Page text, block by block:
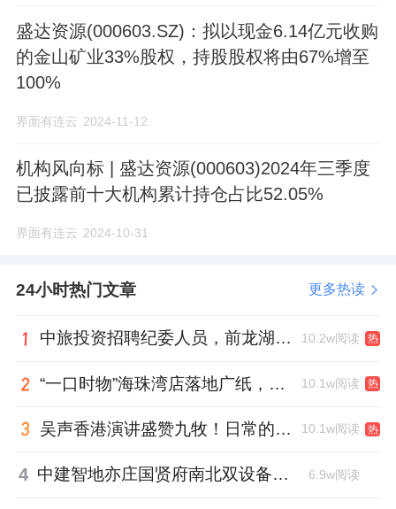
盛达资源(000603.SZ)：拟以现金6.14亿元收购
的金山矿业33%股权，持股股权将由67%增至
100%
界面有连云 2024-11-12
机构风向标 | 盛达资源(000603)2024年三季度
已披露前十大机构累计持仓占比52.05%
界面有连云 2024-10-31
24小时热门文章 更多热读
中旅投资招聘纪委人员，前龙湖副总裁胡若翔掌舵 10.2w阅读 热
“一口时物”海珠湾店落地广纸，越秀地产以“新鲜现制”商业新场景打造社区高品质生活 10.1w阅读 热
吴声香港演讲盛赞九牧！日常的小锚点变成科技突破点！ 10.1w阅读 热
4 中建智地亦庄国贤府南北双设备平台，得房率创区域新高 6.9w阅读